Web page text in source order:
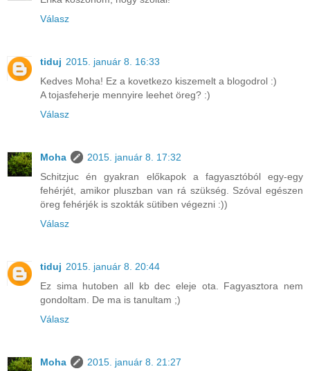
Válasz
tiduj 2015. január 8. 16:33
Kedves Moha! Ez a kovetkezo kiszemelt a blogodrol :)
A tojasfeherje mennyire leehet öreg? :)
Válasz
Moha
2015. január 8. 17:32
Schitzjuc én gyakran előkapok a fagyasztóból egy-egy
fehérjét, amikor pluszban van rá szükség. Szóval egészen
öreg fehérjék is szokták sütiben végezni :))
Válasz
tiduj 2015. január 8. 20:44
Ez sima hutoben all kb dec eleje ota. Fagyasztora nem
gondoltam. De ma is tanultam ;)
Válasz
Moha
2015. január 8. 21:27